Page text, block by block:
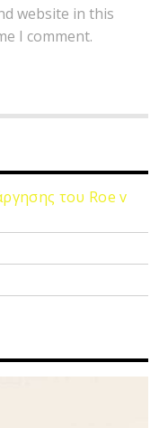
website in this
I comment.
του Roe v